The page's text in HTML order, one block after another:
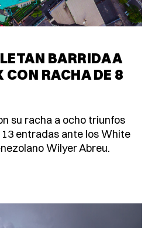
BARRIDA A
RACHA DE 8
su racha a ocho triunfos
entradas ante los White
Wilyer Abreu.